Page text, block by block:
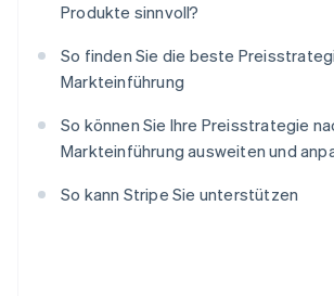
Produkte sinnvoll?
So finden Sie die beste
Markteinführung
So können Sie Ihre Preisstrategie
Markteinführung ausweiten und
So kann Stripe Sie unterstützen